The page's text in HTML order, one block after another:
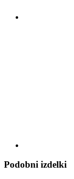
Podobni izdelki